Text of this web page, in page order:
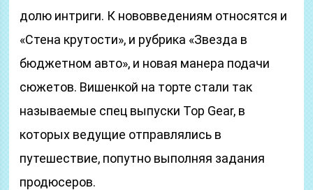
долю интриги. К нововведениям относятся и
«Стена крутости», и рубрика «Звезда в
бюджетном авто», и новая манера подачи
сюжетов. Вишенкой на торте стали так
называемые спец выпуски Top Gear, в
которых ведущие отправлялись в
путешествие, попутно выполняя задания
продюсеров.